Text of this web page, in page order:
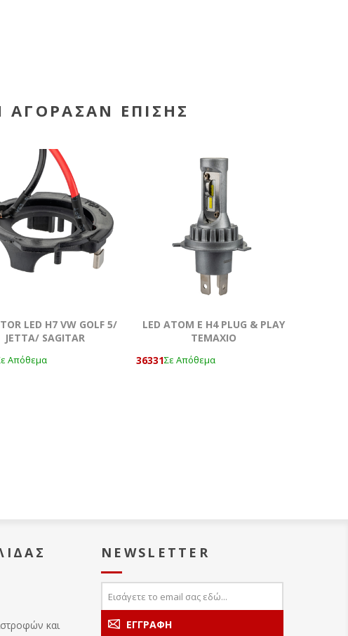
ΕΠΊΣΗΣ
LED H7 VW GOLF 5/
JETTA/ SAGITAR
Απόθεμα
LED ΑΤΟΜ Ε H4 PLUG & PLAY
ΤΕΜΑΧΙΟ
36331Σε Απόθεμα
και
NEWSLETTER